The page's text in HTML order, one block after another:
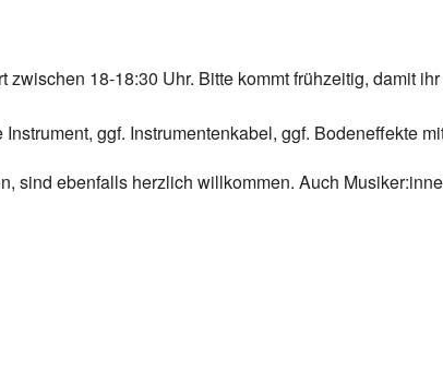
18-18:30 Uhr. Bitte kommt frühzeitig, damit
ggf. Instrumentenkabel, ggf. Bodeneffekte
sind ebenfalls herzlich willkommen. Auch